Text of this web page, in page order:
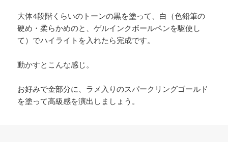
大体4段階くらいのトーンの黒を塗って、白（色鉛筆の
硬め・柔らかめのと、ゲルインクボールペンを駆使し
て）でハイライトを入れたら完成です。
動かすとこんな感じ。
お好みで金部分に、ラメ入りのスパークリングゴールド
を塗って高級感を演出しましょう。